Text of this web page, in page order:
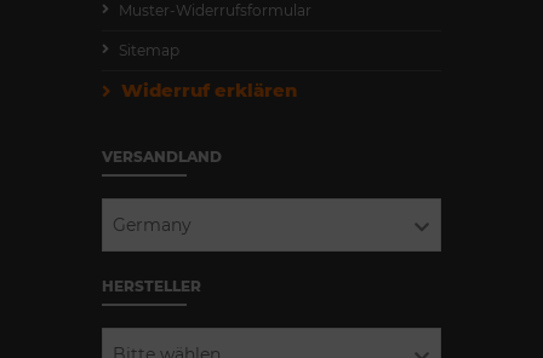
Muster-Widerrufsformular
Sitemap
Widerruf erklären
VERSANDLAND
Germany
HERSTELLER